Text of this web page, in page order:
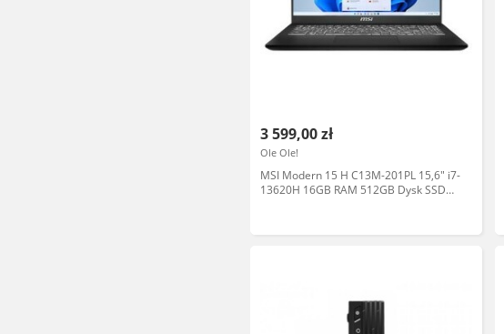
3 599,00 zł
Ole Ole!
MSI Modern 15 H C13M-201PL 15,6" i7-
13620H 16GB RAM 512GB Dysk SSD